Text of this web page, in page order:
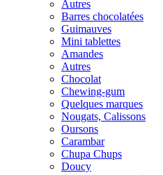
Autres
Barres chocolatées
Guimauves
Mini tablettes
Amandes
Autres
Chocolat
Chewing-gum
Quelques marques
Nougats, Calissons
Oursons
Carambar
Chupa Chups
Doucy